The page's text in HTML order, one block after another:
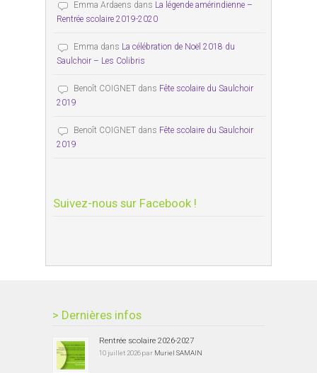
Emma Ardaens dans La légende amérindienne –
Rentrée scolaire 2019-2020
Emma dans La célébration de Noël 2018 du
Saulchoir – Les Colibris
Benoît COIGNET dans Fête scolaire du Saulchoir
2019
Benoît COIGNET dans Fête scolaire du Saulchoir
2019
Suivez-nous sur Facebook !
> Dernières infos
Rentrée scolaire 2026-2027
10 juillet 2026 par Muriel SAMAIN